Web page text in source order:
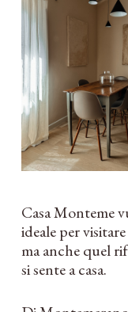
Casa Monteme
ideale per
ma anche quel
si sente a casa.